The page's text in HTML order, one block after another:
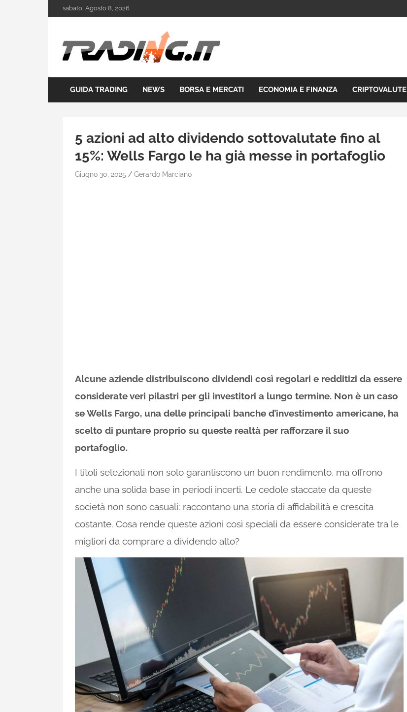
to
sabato, Agosto 8, 2026
Trading.it
GUIDA TRADING NEWS BORSA E MERCATI ECONOMIA E FINANZA CRIPTOVALUTE
5 azioni ad alto dividendo sottovalutate fino al
15%: Wells Fargo le ha già messe in portafoglio
Giugno 30, 2025 Gerardo Marciano
Alcune aziende distribuiscono dividendi così regolari e redditizi da essere
considerate veri pilastri per gli investitori a lungo termine. Non è un caso
se Wells Fargo, una delle principali banche d’investimento americane, ha
scelto di puntare proprio su queste realtà per rafforzare il suo
portafoglio.
I titoli selezionati non solo garantiscono un buon rendimento, ma offrono
anche una solida base in periodi incerti. Le cedole staccate da queste
società non sono casuali: raccontano una storia di affidabilità e crescita
costante. Cosa rende queste azioni così speciali da essere considerate tra le
migliori da comprare a dividendo alto?